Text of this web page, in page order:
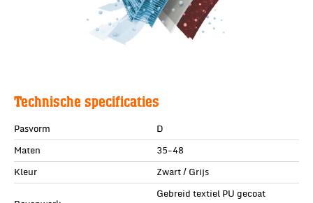
Technische specificaties
Pasvorm
D
Maten
35-48
Kleur
Zwart / Grijs
Gebreid textiel PU gecoat